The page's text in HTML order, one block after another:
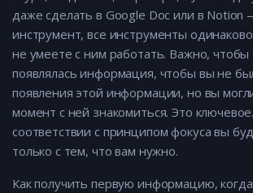
даже сделать в Google Doc или в Notion
инструмент, все инструменты
не умеете с ним работать. Важно, чтобы
появлялась информация, чтобы вы не
появления этой информации, но вы
момент с ней знакомиться. Это
соответствии с принципом фокуса вы
только с тем, что вам нужно.
Как получить первую информацию,